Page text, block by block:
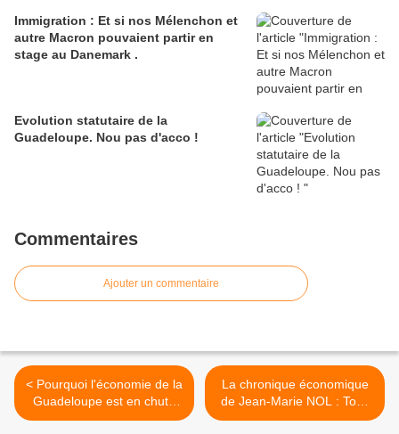
Immigration : Et si nos Mélenchon et
autre Macron pouvaient partir en
stage au Danemark .
Evolution statutaire de la
Guadeloupe. Nou pas d'acco !
Commentaires
Ajouter un commentaire
< Pourquoi l'économie de la
Guadeloupe est en chute
libre, et comment cela va
La chronique économique
de Jean-Marie NOL : Tous
les ingrédients d'un